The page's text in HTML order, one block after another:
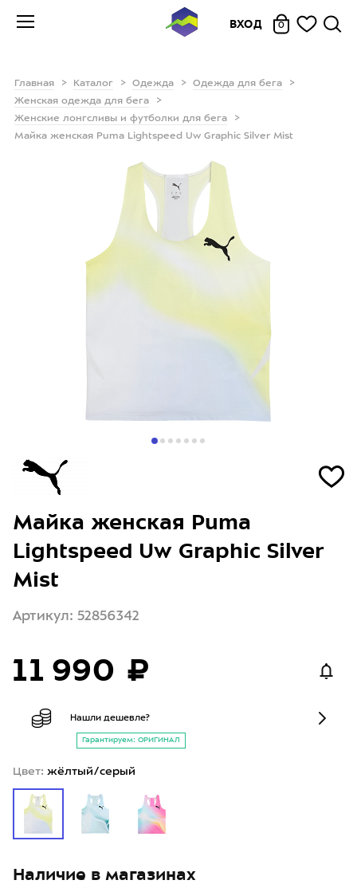
ВХОД 0
Главная Каталог Одежда
Одежда для бега
Женская одежда для бега
Женские лонгсливы и футболки для бега
Майка женская Puma Lightspeed Uw Graphic Silver Mist
Майка женская Puma
Lightspeed Uw Graphic Silver
Mist
Артикул: 52856342
11 990 ₽
Нашли дешевле?
Гарантируем: ОРИГИНАЛ
Цвет: жёлтый/серый
Наличие в магазинах